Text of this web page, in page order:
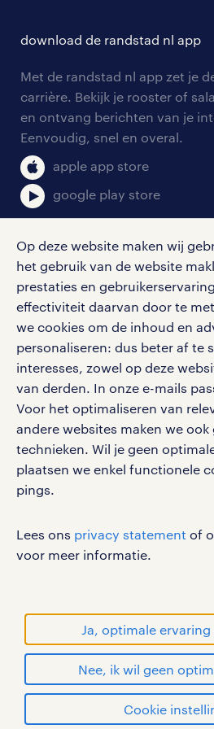
Op deze website maken wij
het gebruik van de website
prestaties en
effectiviteit daarvan door te
we cookies om de inhoud en
personaliseren: dus beter af te
interesses, zowel op deze
van derden. In onze e-mails
Voor het optimaliseren van
andere websites maken we
technieken. Wil je geen
plaatsen we enkel functionele
pings.
Lees ons privacy statement of
voor meer informatie.
Ja, optimale
Nee, ik wil geen
Cookie
tarieven
personeel gezocht
aanmelden nieuwsbrief
solliciteren
blogs en artikelen
salarischecker
bruto-netto calculator
onze vestigingen
pers
klachten en misstanden
download de randstad nl app
Met de randstad nl app zet je
carrière. Bekijk je rooster of
en ontvang berichten van je
Eenvoudig, snel en overal.
apple app store
google play store
social media
Volg ons voor de leukste
vacatures, solliciteren en
werken bij randstad
gebruikersvoorwaarden
privacystatement
cookies
handelsmerken van Randstad
© Randstad 2026